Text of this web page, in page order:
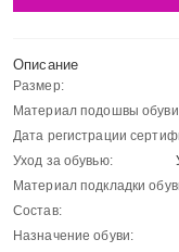
Описание
Размер:
Материал подошвы
Дата регистрации
Уход за обувью:
Материал подкладки
Состав:
Назначение обуви: